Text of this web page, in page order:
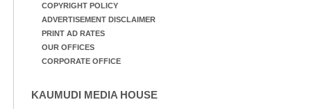
COPYRIGHT POLICY
ADVERTISEMENT DISCLAIMER
PRINT AD RATES
OUR OFFICES
CORPORATE OFFICE
KAUMUDI MEDIA HOUSE